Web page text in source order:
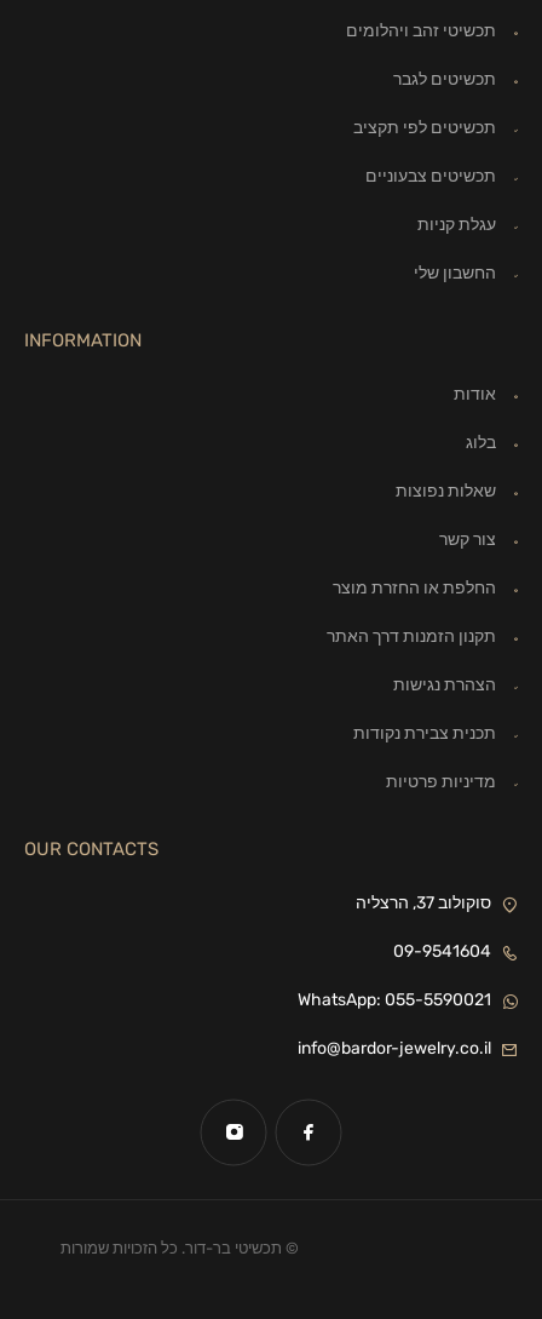
תכשיטי זהב ויהלומים
תכשיטים לגבר
תכשיטים לפי תקציב
תכשיטים צבעוניים
עגלת קניות
החשבון שלי
INFORMATION
אודות
בלוג
שאלות נפוצות
צור קשר
החלפת או החזרת מוצר
תקנון הזמנות דרך האתר
הצהרת נגישות
תכנית צבירת נקודות
מדיניות פרטיות
OUR CONTACTS
סוקולוב 37, הרצליה
09-9541604
WhatsApp: 055-5590021
info@bardor-jewelry.co.il
© תכשיטי בר-דור. כל הזכויות שמורות